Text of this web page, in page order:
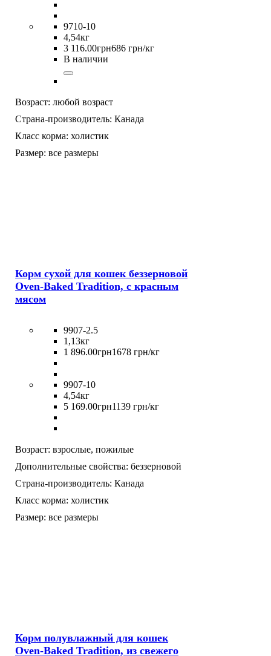
9710-10
4,54кг
3 116.00грн686 грн/кг
В наличии
Возраст: любой возраст
Страна-производитель: Канада
Класс корма: холистик
Размер: все размеры
Корм сухой для кошек беззерновой
Oven-Baked Tradition, с красным
мясом
9907-2.5
1,13кг
1 896.00грн1678 грн/кг
9907-10
4,54кг
5 169.00грн1139 грн/кг
Возраст: взрослые, пожилые
Дополнительные свойства: беззерновой
Страна-производитель: Канада
Класс корма: холистик
Размер: все размеры
Корм полувлажный для кошек
Oven-Baked Tradition, из свежего